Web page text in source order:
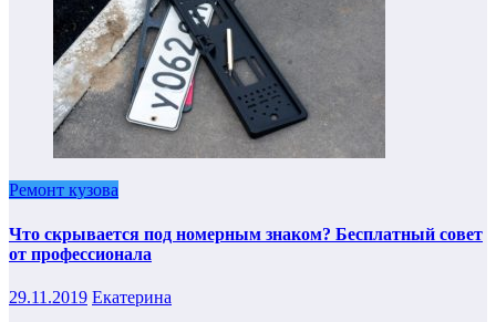
Ремонт кузова
Что скрывается под номерным знаком? Бесплатный совет
от профессионала
29.11.2019 Екатерина